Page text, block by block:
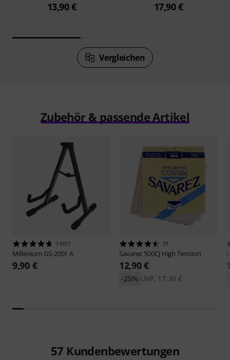
13,90 € 17,90 €
Vergleichen
Zubehör & passende Artikel
11057
Millenium GS-2001 A
9,90 €
79
Savarez 500CJ High Tension
12,90 €
UVP: 17,30 €
-25%
57 Kundenbewertungen